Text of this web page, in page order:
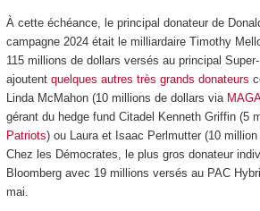
À cette échéance, le principal donateur de
campagne 2024 était le milliardaire Timothy
115 millions de dollars versés au principal
ajoutent quelques autres très grands donateurs
Linda McMahon (10 millions de dollars via
gérant du hedge fund Citadel Kenneth Griffin (5
Patriots) ou Laura et Isaac Perlmutter (10
Chez les Démocrates, le plus gros donateur
Bloomberg avec 19 millions versés au PAC
mai.